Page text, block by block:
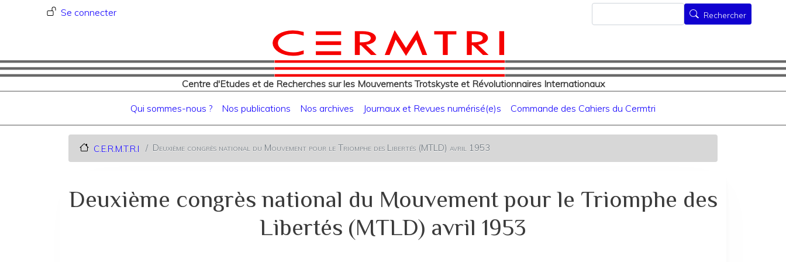
contenu
principal
Menu du compte de l'utilisateur
Se connecter
Centre d'Etudes et de Recherches sur les Mouvements Trotskyste et Révolutionnaires Internationaux
Rechercher
Rechercher
Navigation principale
Qui sommes-nous ? Nos publications Nos archives Journaux et Revues numérisé(e)s Commande des Cahiers du Cermtri
C.E.R.M.T.R.I Deuxième congrès national du Mouvement pour le Triomphe des Libertés (MTLD) avril 1953
Deuxième congrès national du Mouvement pour le Triomphe des
Libertés (MTLD) avril 1953